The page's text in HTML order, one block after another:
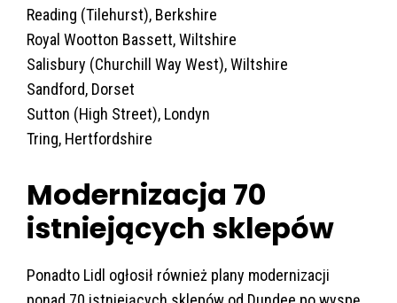
Reading (Tilehurst), Berkshire
Royal Wootton Bassett, Wiltshire
Salisbury (Churchill Way West), Wiltshire
Sandford, Dorset
Sutton (High Street), Londyn
Tring, Hertfordshire
Modernizacja 70
istniejących sklepów
Ponadto Lidl ogłosił również plany modernizacji